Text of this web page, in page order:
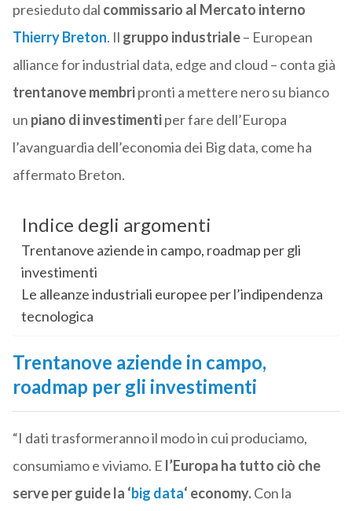
presieduto dal commissario al Mercato interno
Thierry Breton. Il gruppo industriale– European
alliance for industrial data, edge and cloud – conta già
trentanove membripronti a mettere nero su bianco
un piano di investimentiper fare dell’Europa
l’avanguardia dell’economia dei Big data, come ha
affermato Breton.
Indice degli argomenti
Trentanove aziende in campo, roadmap per gli
investimenti
Le alleanze industriali europee per l’indipendenza
tecnologica
Trentanove aziende in campo,
roadmap per gli investimenti
“I dati trasformeranno il modo in cui produciamo,
consumiamo e viviamo. E l’Europa ha tutto ciò che
serve per guide la ‘big data‘ economy.Con la